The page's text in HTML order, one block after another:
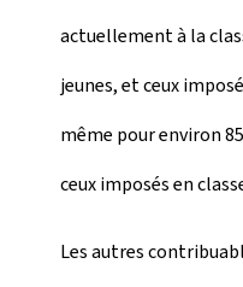
actuellement à la
jeunes, et ceux
même pour environ
ceux imposés en
Les autres